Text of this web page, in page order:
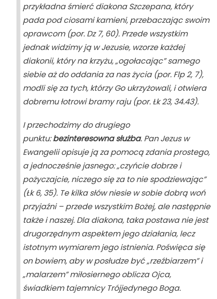
przykładna śmierć diakona Szczepana, który
pada pod ciosami kamieni, przebaczając swoim
oprawcom (por. Dz7, 60). Przede wszystkim
jednak widzimy ją w Jezusie, wzorze każdej
diakonii, który na krzyżu, „ogołacając” samego
siebie aż do oddania za nas życia (por. Flp2, 7),
modli się za tych, którzy Go ukrzyżowali, i otwiera
dobremu łotrowi bramy raju (por. Łk23, 34.43).
I przechodzimy do drugiego
punktu:bezinteresowna służba. Pan Jezus w
Ewangelii opisuje ją za pomocą zdania prostego,
a jednocześnie jasnego: „czyńcie dobrze i
pożyczajcie, niczego się za to nie spodziewając”
(Łk6, 35). Te kilka słów niesie w sobie dobrą woń
przyjaźni – przede wszystkim Bożej, ale następnie
także i naszej. Dla diakona, taka postawa nie jest
drugorzędnym aspektem jego działania, lecz
istotnym wymiarem jego istnienia. Poświęca się
on bowiem, aby w posłudze być „rzeźbiarzem” i
„malarzem” miłosiernego oblicza Ojca,
świadkiem tajemnicy Trójjedynego Boga.